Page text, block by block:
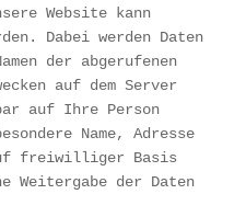
Website kann
Dabei werden Daten
der abgerufenen
auf dem Server
auf Ihre Person
Name, Adresse
freiwilliger Basis
der Daten